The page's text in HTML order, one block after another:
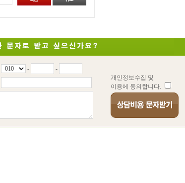
-
-
개인정보수집 및
이용에 동의합니다.